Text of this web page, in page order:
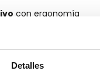
Detalles
con ergonomía